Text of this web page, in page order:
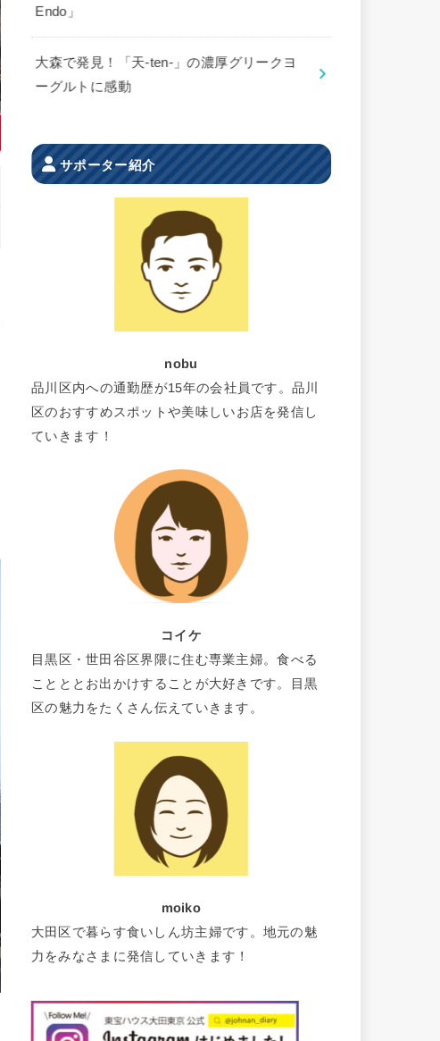
Endo」
大森で発見！「天-ten-」の濃厚グリークヨ
ーグルトに感動
サポーター紹介
nobu
品川区内への通勤歴が15年の会社員です。品川
区のおすすめスポットや美味しいお店を発信し
ていきます！
コイケ
目黒区・世田谷区界隈に住む専業主婦。食べる
ことととお出かけすることが大好きです。目黒
区の魅力をたくさん伝えていきます。
moiko
大田区で暮らす食いしん坊主婦です。地元の魅
力をみなさまに発信していきます！